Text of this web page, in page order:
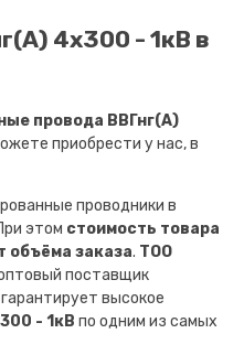
4х300 - 1кВ в
провода ВВГнг(A)
приобрести у нас, в
проводники в
этом стоимость товара
объёма заказа. ТОО
поставщик
высокое
- 1кВ по одним из самых